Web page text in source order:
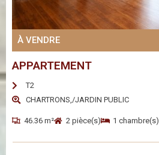
À VENDRE
APPARTEMENT
T2
CHARTRONS,/JARDIN PUBLIC
46.36 m² 2 pièce(s) 1 chambre(s)